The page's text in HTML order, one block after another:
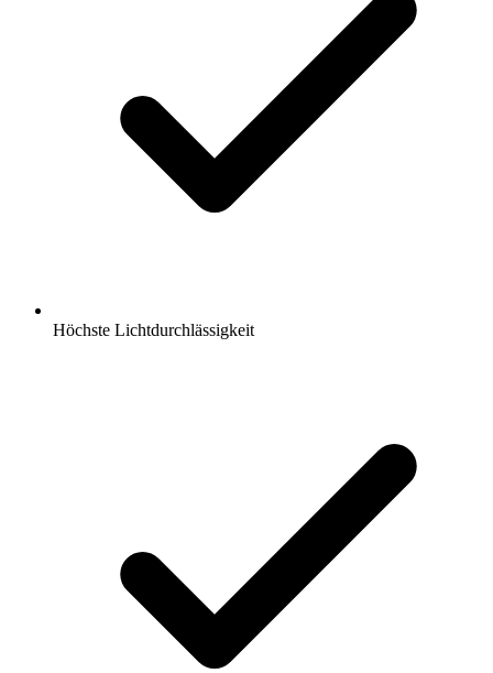
Höchste Lichtdurchlässigkeit